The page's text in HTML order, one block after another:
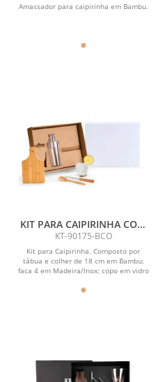
Amassador para caipirinha em Bambu.
KIT PARA CAIPIRINHA COM
COQUETELEIRA - 5 PÇS
KT-90175-BCO
Kit para Caipirinha. Composto por
tábua e colher de 18 cm em Bambu;
faca 4 em Madeira/Inox; copo em vidro